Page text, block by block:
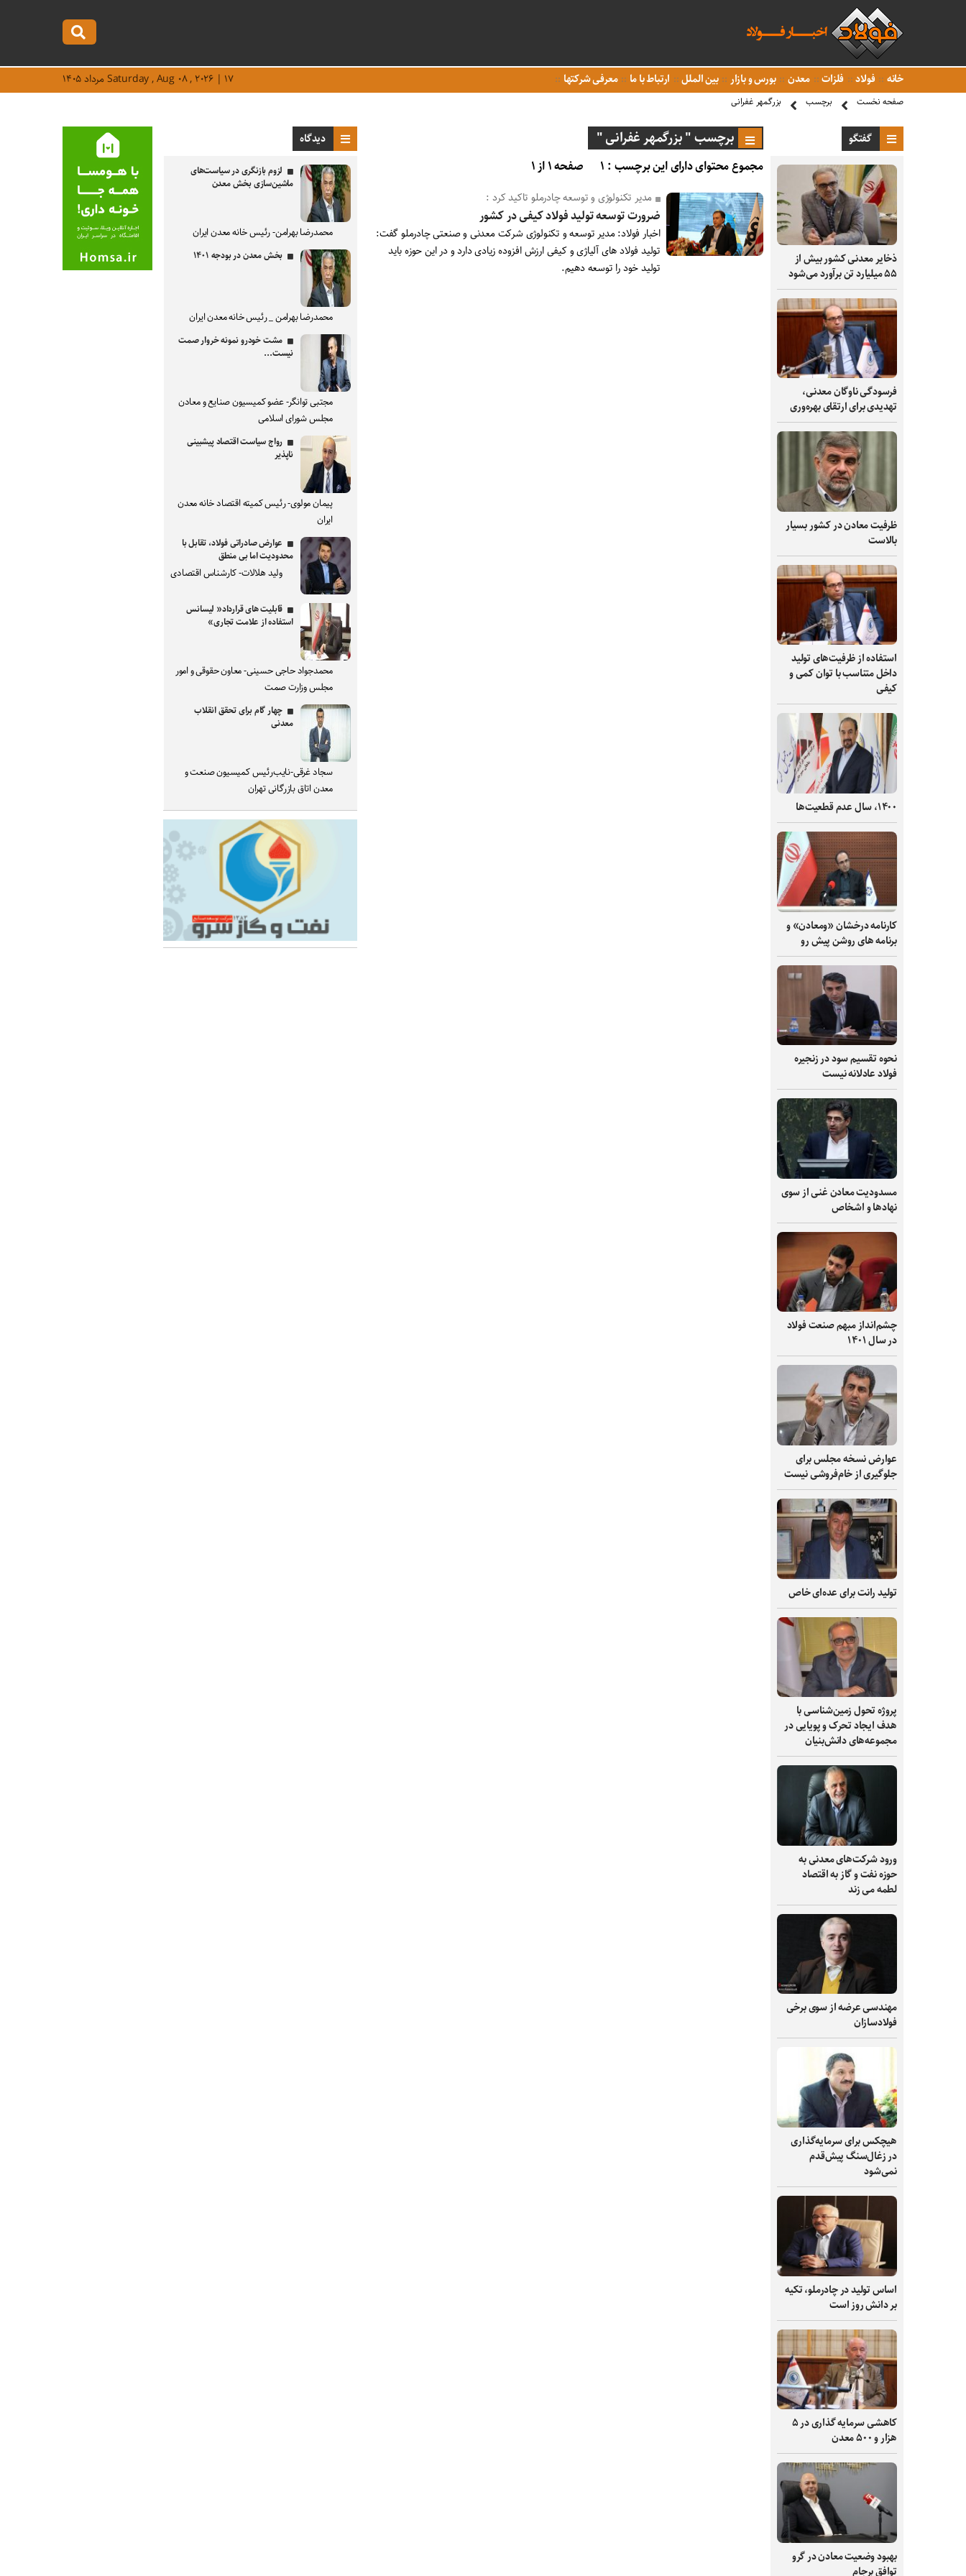
خانه فولاد فلزات معدن بورس و بازار بین الملل ارتباط با ما معرفی شرکتها Saturday , Aug ۰۸ , ۲۰۲۶ | ۱۷ مرداد ۱۴۰۵
صفحه نخست برچسب بزرگمهر غفرانی
گفتگو
ذخایر معدنی کشور بیش از
۵۵ میلیارد تن برآورد می‌شود
فرسودگی ناوگان معدنی،
تهدیدی برای ارتقای بهره‌وری
ظرفیت‌ معادن در کشور بسیار
بالاست
استفاده از ظرفیت‌های تولید
داخل متناسب با توان کمی و
کیفی
۱۴۰۰، سال عدم قطعیت‌ها
کارنامه درخشان «ومعادن» و
برنامه های روشن پیش رو
نحوه تقسیم سود در زنجیره
فولاد عادلانه نیست
مسدودیت معادن غنی از سوی
نهادها و اشخاص
چشم‌انداز مبهم صنعت فولاد
در سال ۱۴۰۱
عوارض نسخه مجلس برای
جلوگیری از خام‌فروشی نیست
تولید رانت برای عده‌ای خاص
پروژه تحول زمین‌شناسی با
هدف ایجاد تحرک و پویایی در
مجموعه‌های دانش‌بنیان
ورود شرکت‌های معدنی به
حوزه نفت و گاز به اقتصاد
لطمه می زند
مهندسی عرضه از سوی برخی
فولادسازان
هیچکس برای سرمایه‌گذاری
در زغال‌سنگ پیش‌قدم
نمی‌شود
اساس تولید در چادرملو، تکیه
بر دانش‌ روز است
کاهشی سرمایه گذاری در ۵
هزار و ۵۰۰ معدن
بهبود وضعیت معادن در گرو
توافق برجام
برچسب " بزرگمهر غفرانی "
مجموع محتوای دارای این برچسب : ۱ صفحه ۱ از ۱
مدیر تکنولوژی و توسعه چادرملو تاکید کرد :
ضرورت توسعه تولید فولاد کیفی در کشور
اخبار فولاد: مدیر توسعه و تکنولوژی شرکت معدنی و صنعتی چادرملو گفت:
تولید فولاد های آلیاژی و کیفی ارزش افزوده زیادی دارد و در این حوزه باید
تولید خود را توسعه دهیم.
دیدگاه
لزوم بازنگری در سیاست‌های
ماشین‌سازی بخش معدن
محمدرضا بهرامن- رئیس خانه معدن ایران
بخش معدن در بودجه ۱۴۰۱
محمدرضا بهرامن _ رئیس خانه معدن ایران
مشت خودرو نمونه خروار صمت
نیست...
مجتبی توانگر- عضو کمیسیون صنایع و معادن
مجلس شورای اسلامی
رواج سیاست اقتصاد پیشبینی
ناپذیر
پیمان مولوی- رئیس کمیته اقتصاد خانه معدن
ایران
عوارض صادراتی فولاد، تقابل با
محدودیت اما بی منطق
ولید هلالات- کارشناس اقتصادی
قابلیت های قرارداد« لیسانس
استفاده از علامت تجاری»
محمدجواد حاجی حسینی- معاون حقوقی و امور
مجلس وزارت صمت
چهار گام برای تحقق انقلاب
معدنی
سجاد غرقی-نایب‌رئیس کمیسیون صنعت و
معدن اتاق بازرگانی تهران